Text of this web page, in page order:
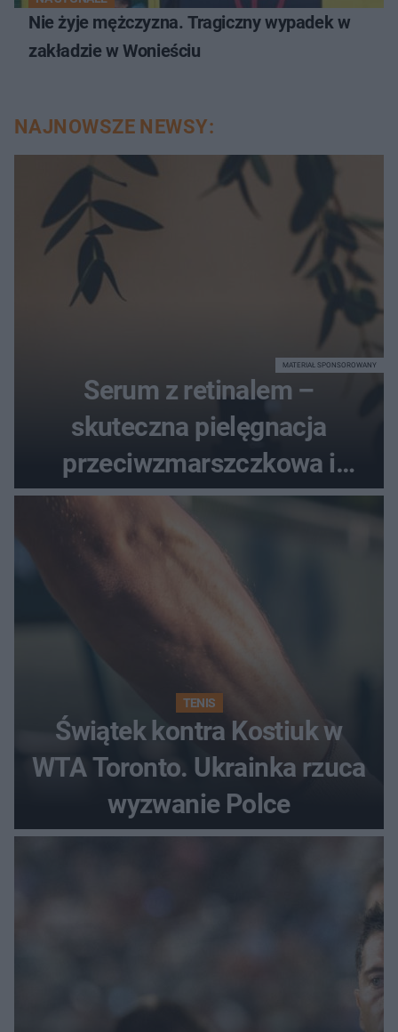
Nie żyje mężczyzna. Tragiczny wypadek w
zakładzie w Wonieściu
NAJNOWSZE NEWSY:
Serum z retinalem –
skuteczna pielęgnacja
przeciwzmarszczkowa i
regenerująca
MATERIAŁ SPONSOROWANY
TENIS
Świątek kontra Kostiuk w
WTA Toronto. Ukrainka rzuca
wyzwanie Polce